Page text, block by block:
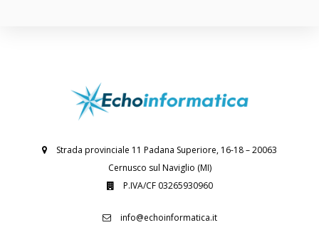
Strada provinciale 11 Padana Superiore, 16-18 – 20063
Cernusco sul Naviglio (MI)
P.IVA/CF 03265930960
info@echoinformatica.it